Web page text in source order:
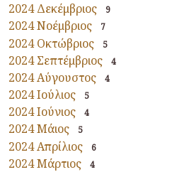
2024 Δεκέμβριος 9
2024 Νοέμβριος 7
2024 Οκτώβριος 5
2024 Σεπτέμβριος 4
2024 Αύγουστος 4
2024 Ιούλιος 5
2024 Ιούνιος 4
2024 Μάιος 5
2024 Απρίλιος 6
2024 Μάρτιος 4